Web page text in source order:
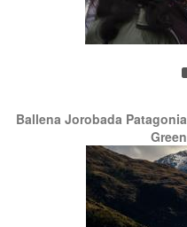
Ballena Jorobada